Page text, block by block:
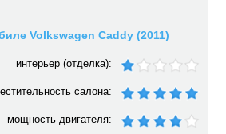
Volkswagen Caddy (2011)
интерьер (отделка):
салона:
мощность двигателя: